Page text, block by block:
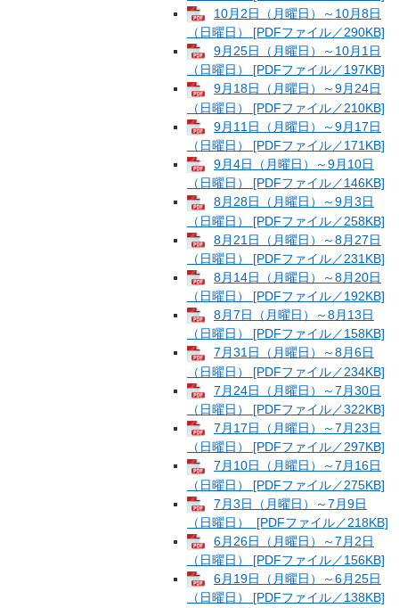
10月2日（月曜日）～10月8日
（日曜日） [PDFファイル／290KB]
9月25日（月曜日）～10月1日
（日曜日） [PDFファイル／197KB]
9月18日（月曜日）～9月24日
（日曜日） [PDFファイル／210KB]
9月11日（月曜日）～9月17日
（日曜日） [PDFファイル／171KB]
9月4日（月曜日）～9月10日
（日曜日） [PDFファイル／146KB]
8月28日（月曜日）～9月3日
（日曜日） [PDFファイル／258KB]
8月21日（月曜日）～8月27日
（日曜日） [PDFファイル／231KB]
8月14日（月曜日）～8月20日
（日曜日） [PDFファイル／192KB]
8月7日（月曜日）～8月13日
（日曜日） [PDFファイル／158KB]
7月31日（月曜日）～8月6日
（日曜日） [PDFファイル／234KB]
7月24日（月曜日）～7月30日
（日曜日） [PDFファイル／322KB]
7月17日（月曜日）～7月23日
（日曜日） [PDFファイル／297KB]
7月10日（月曜日）～7月16日
（日曜日） [PDFファイル／275KB]
7月3日（月曜日）～7月9日
（日曜日） [PDFファイル／218KB]
6月26日（月曜日）～7月2日
（日曜日） [PDFファイル／156KB]
6月19日（月曜日）～6月25日
（日曜日） [PDFファイル／138KB]